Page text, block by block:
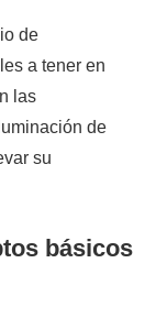
de
a tener en
las
de
su
básicos